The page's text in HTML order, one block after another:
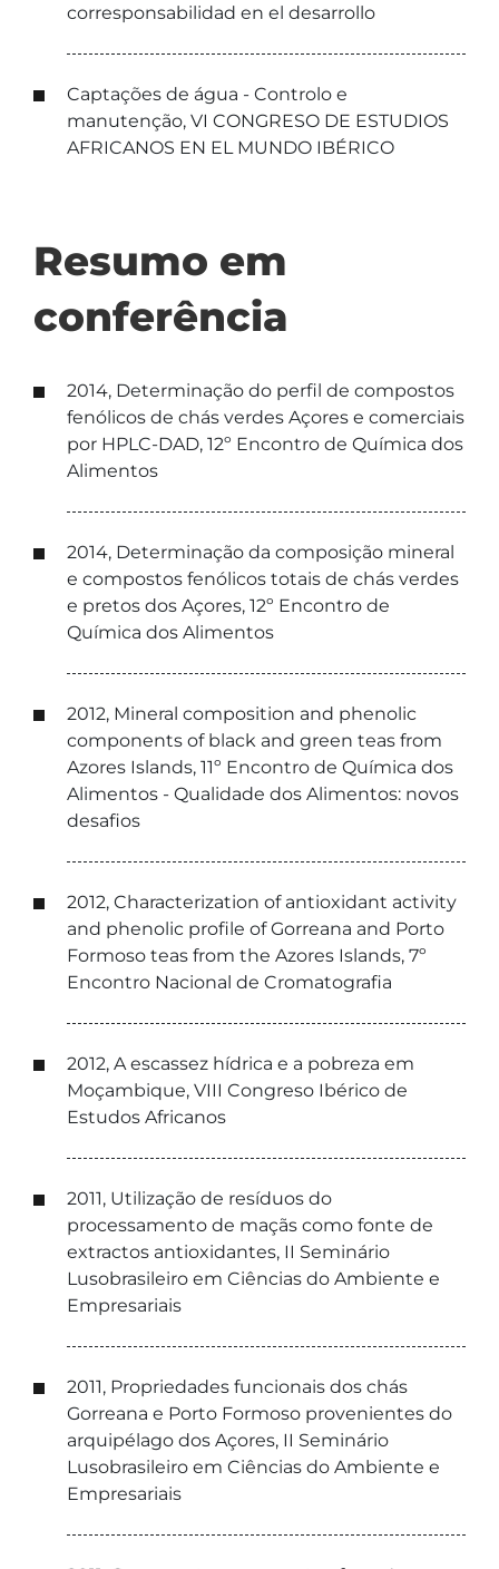
corresponsabilidad en el desarrollo
Captações de água - Controlo e
manutenção, VI CONGRESO DE ESTUDIOS
AFRICANOS EN EL MUNDO IBÉRICO
Resumo em
conferência
2014, Determinação do perfil de compostos
fenólicos de chás verdes Açores e comerciais
por HPLC-DAD, 12º Encontro de Química dos
Alimentos
2014, Determinação da composição mineral
e compostos fenólicos totais de chás verdes
e pretos dos Açores, 12º Encontro de
Química dos Alimentos
2012, Mineral composition and phenolic
components of black and green teas from
Azores Islands, 11º Encontro de Química dos
Alimentos - Qualidade dos Alimentos: novos
desafios
2012, Characterization of antioxidant activity
and phenolic profile of Gorreana and Porto
Formoso teas from the Azores Islands, 7º
Encontro Nacional de Cromatografia
2012, A escassez hídrica e a pobreza em
Moçambique, VIII Congreso Ibérico de
Estudos Africanos
2011, Utilização de resíduos do
processamento de maçãs como fonte de
extractos antioxidantes, II Seminário
Lusobrasileiro em Ciências do Ambiente e
Empresariais
2011, Propriedades funcionais dos chás
Gorreana e Porto Formoso provenientes do
arquipélago dos Açores, II Seminário
Lusobrasileiro em Ciências do Ambiente e
Empresariais